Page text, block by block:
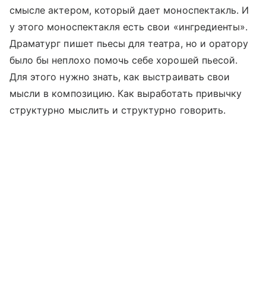
смысле актером, который дает моноспектакль. И
у этого моноспектакля есть свои «ингредиенты».
Драматург пишет пьесы для театра, но и оратору
было бы неплохо помочь себе хорошей пьесой.
Для этого нужно знать, как выстраивать свои
мысли в композицию. Как выработать привычку
структурно мыслить и структурно говорить.